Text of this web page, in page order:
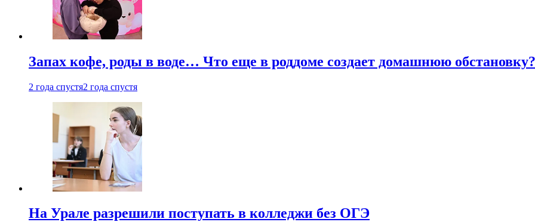
Запах кофе, роды в воде… Что еще в роддоме создает домашнюю обстановку?
2 года спустя2 года спустя
На Урале разрешили поступать в колледжи без ОГЭ